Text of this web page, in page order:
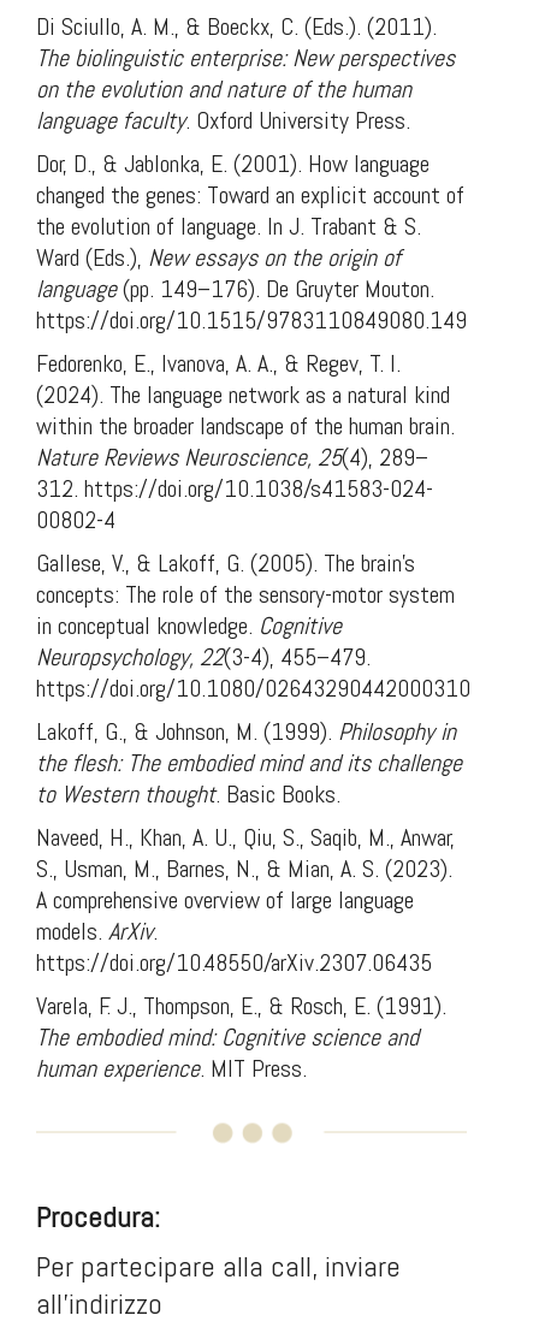
Di Sciullo, A. M., & Boeckx, C. (Eds.). (2011).
The biolinguistic enterprise: New perspectives
on the evolution and nature of the human
language faculty. Oxford University Press.
Dor, D., & Jablonka, E. (2001). How language
changed the genes: Toward an explicit account of
the evolution of language. In J. Trabant & S.
Ward (Eds.), New essays on the origin of
language(pp. 149–176). De Gruyter Mouton.
https://doi.org/10.1515/9783110849080.149
Fedorenko, E., Ivanova, A. A., & Regev, T. I.
(2024). The language network as a natural kind
within the broader landscape of the human brain.
Nature Reviews Neuroscience, 25(4), 289–
312. https://doi.org/10.1038/s41583-024-
00802-4
Gallese, V., & Lakoff, G. (2005). The brain’s
concepts: The role of the sensory-motor system
in conceptual knowledge. Cognitive
Neuropsychology, 22(3-4), 455–479.
https://doi.org/10.1080/02643290442000310
Lakoff, G., & Johnson, M. (1999). Philosophy in
the flesh: The embodied mind and its challenge
to Western thought. Basic Books.
Naveed, H., Khan, A. U., Qiu, S., Saqib, M., Anwar,
S., Usman, M., Barnes, N., & Mian, A. S. (2023).
A comprehensive overview of large language
models. ArXiv.
https://doi.org/10.48550/arXiv.2307.06435
Varela, F. J., Thompson, E., & Rosch, E. (1991).
The embodied mind: Cognitive science and
human experience. MIT Press.
Procedura:
Per partecipare alla call, inviare
all'indirizzo